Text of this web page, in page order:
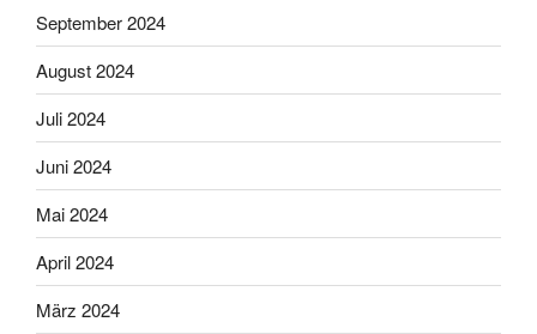
September 2024
August 2024
Juli 2024
Juni 2024
Mai 2024
April 2024
März 2024